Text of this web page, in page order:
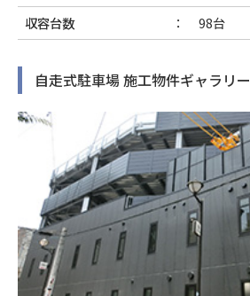
収容台数 98台
自走式駐車場 施工物件ギャラリー